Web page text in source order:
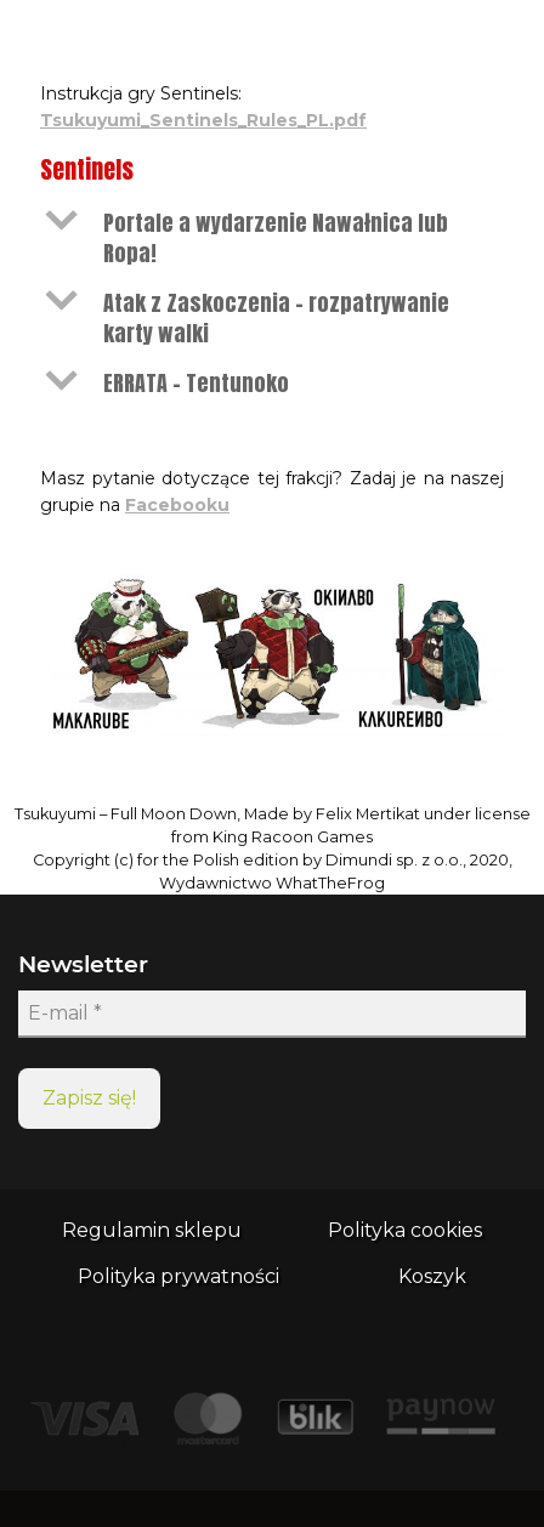
Instrukcja gry Sentinels:
Tsukuyumi_Sentinels_Rules_PL.pdf
Sentinels
b
Portale a wydarzenie Nawałnica lub
Ropa!
b
Atak z Zaskoczenia – rozpatrywanie
karty walki
b ERRATA – Tentunoko
Masz pytanie dotyczące tej frakcji? Zadaj je na naszej
grupie na Facebooku
Tsukuyumi – Full Moon Down, Made by Felix Mertikat under license
from King Racoon Games
Copyright (c) for the Polish edition by Dimundi sp. z o.o., 2020,
Wydawnictwo WhatTheFrog
Newsletter
Regulamin sklepu Polityka cookies
Polityka prywatności Koszyk